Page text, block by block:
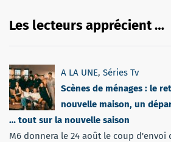
Les lecteurs apprécient …
A LA UNE, Séries Tv
Scènes de ménages : le
nouvelle maison, un
… tout sur la nouvelle saison
M6 donnera le 24 août le coup d'envoi